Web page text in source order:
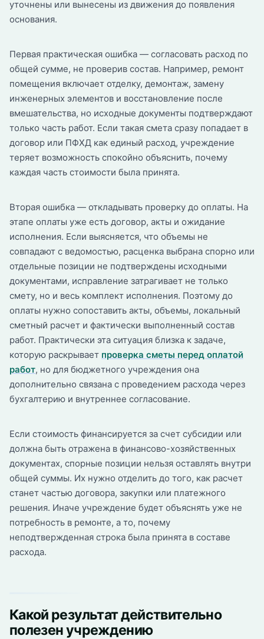
уточнены или вынесены из движения до появления
основания.
Первая практическая ошибка — согласовать расход по
общей сумме, не проверив состав. Например, ремонт
помещения включает отделку, демонтаж, замену
инженерных элементов и восстановление после
вмешательства, но исходные документы подтверждают
только часть работ. Если такая смета сразу попадает в
договор или ПФХД как единый расход, учреждение
теряет возможность спокойно объяснить, почему
каждая часть стоимости была принята.
Вторая ошибка — откладывать проверку до оплаты. На
этапе оплаты уже есть договор, акты и ожидание
исполнения. Если выясняется, что объемы не
совпадают с ведомостью, расценка выбрана спорно или
отдельные позиции не подтверждены исходными
документами, исправление затрагивает не только
смету, но и весь комплект исполнения. Поэтому до
оплаты нужно сопоставить акты, объемы, локальный
сметный расчет и фактически выполненный состав
работ. Практически эта ситуация близка к задаче,
которую раскрывает проверка сметы перед оплатой
работ, но для бюджетного учреждения она
дополнительно связана с проведением расхода через
бухгалтерию и внутреннее согласование.
Если стоимость финансируется за счет субсидии или
должна быть отражена в финансово-хозяйственных
документах, спорные позиции нельзя оставлять внутри
общей суммы. Их нужно отделить до того, как расчет
станет частью договора, закупки или платежного
решения. Иначе учреждение будет объяснять уже не
потребность в ремонте, а то, почему
неподтвержденная строка была принята в составе
расхода.
Какой результат действительно
полезен учреждению